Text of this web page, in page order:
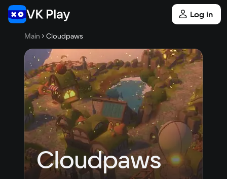
Log in
Main Cloudpaws
Cloudpaws